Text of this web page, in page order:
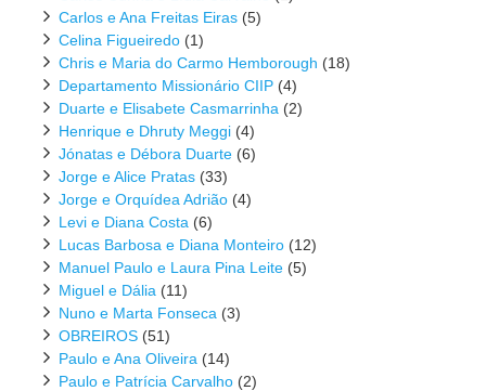
Carlos e Ana Freitas Eiras (5)
Celina Figueiredo (1)
Chris e Maria do Carmo Hemborough (18)
Departamento Missionário CIIP (4)
Duarte e Elisabete Casmarrinha (2)
Henrique e Dhruty Meggi (4)
Jónatas e Débora Duarte (6)
Jorge e Alice Pratas (33)
Jorge e Orquídea Adrião (4)
Levi e Diana Costa (6)
Lucas Barbosa e Diana Monteiro (12)
Manuel Paulo e Laura Pina Leite (5)
Miguel e Dália (11)
Nuno e Marta Fonseca (3)
OBREIROS (51)
Paulo e Ana Oliveira (14)
Paulo e Patrícia Carvalho (2)